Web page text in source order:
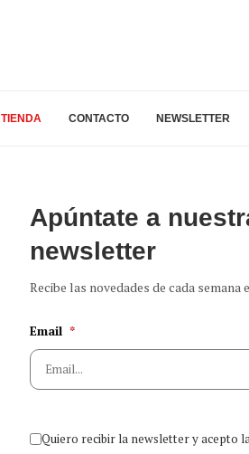
TIENDA CONTACTO NEWSLETTER
Apúntate a
newsletter
Recibe las novedades de cada semana
Email *
Quiero recibir la newsletter y acepto